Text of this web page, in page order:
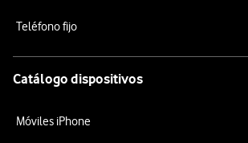
Teléfono fijo
Catálogo dispositivos
Móviles iPhone